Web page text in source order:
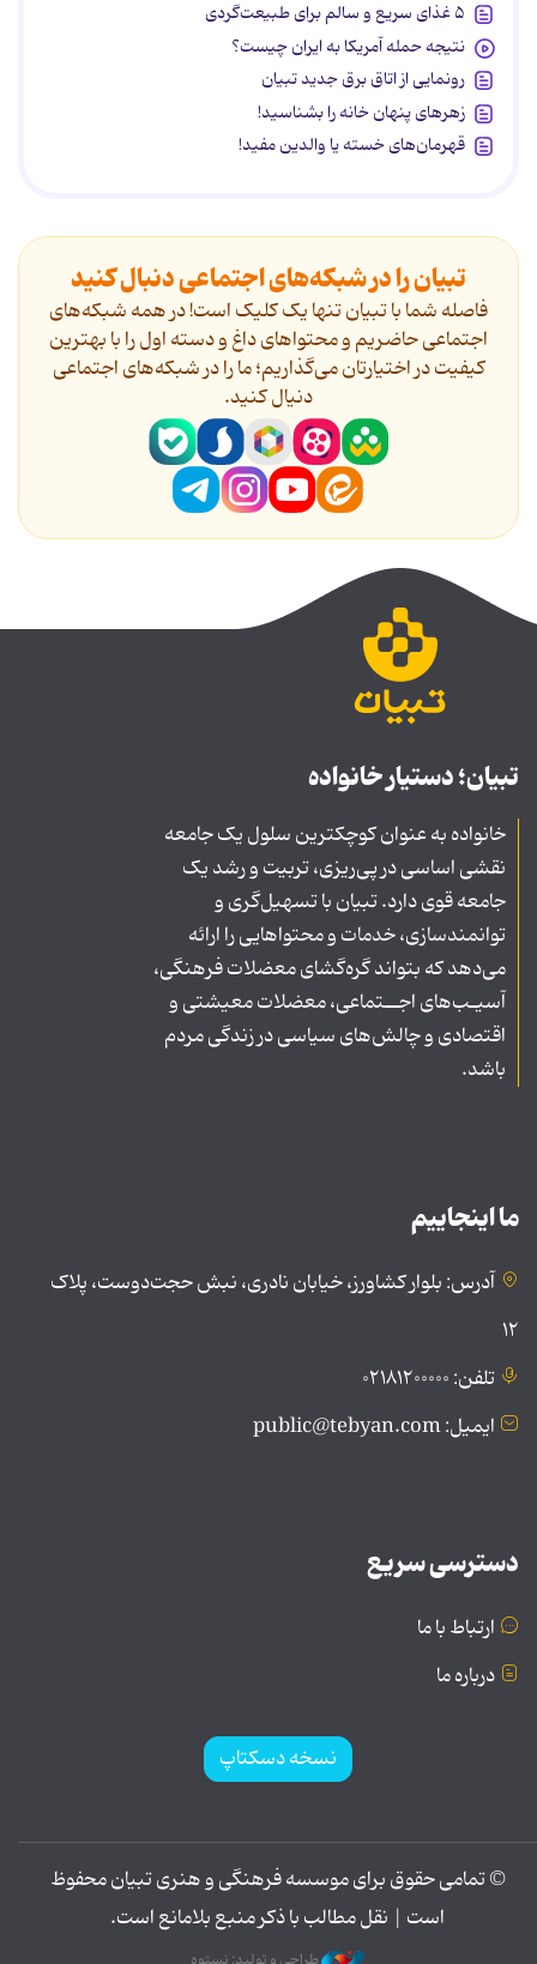
۵ غذای سریع و سالم برای طبیعت‌گردی
نتیجه حمله آمریکا به ایران چیست؟
رونمایی از اتاق برق جدید تبیان
زهرهای پنهان خانه را بشناسید!
قهرمان‌های خسته یا والدین مفید!
تبیان را در شبکه‌های اجتماعی دنبال کنید
فاصله شما با تبیان تنها یک کلیک است! در همه شبکه‌های
اجتماعی حاضریم و محتواهای داغ و دسته اول را با بهترین
کیفیت در اختیارتان می‌گذاریم؛ ما را در شبکه‌های اجتماعی
دنیال کنید.
تبیان؛ دستیار خانواده
خانواده به عنوان کوچکترین سلول یک جامعه
نقشی اساسی در پی‌ریزی، تربیت و رشد یک
جامعه قوی دارد. تبیان با تسهیل‌گری و
توانمندسازی، خدمات و محتواهایی را ارائه
می‌دهد که بتواند گره‌گشای معضلات فرهنگی،
آسیـب‌های اجــتماعی، معضلات معیشتی و
اقتصادی و چالش‌های سیاسی در زندگی مردم
باشد.
ما اینجاییم
آدرس: بلوار کشاورز، خیابان نادری، نبش حجت‌دوست، پلاک
۱۲
تلفن: ۰۲۱۸۱۲۰۰۰۰۰
ایمیل: public@tebyan.com
دسترسی سریع
ارتباط با ما
درباره ما
نسخه دسکتاپ
© تمامی حقوق برای موسسه فرهنگی و هنری تبیان محفوظ
است | نقل مطالب با ذکر منبع بلامانع است.
طراحی و تولید: نستوه